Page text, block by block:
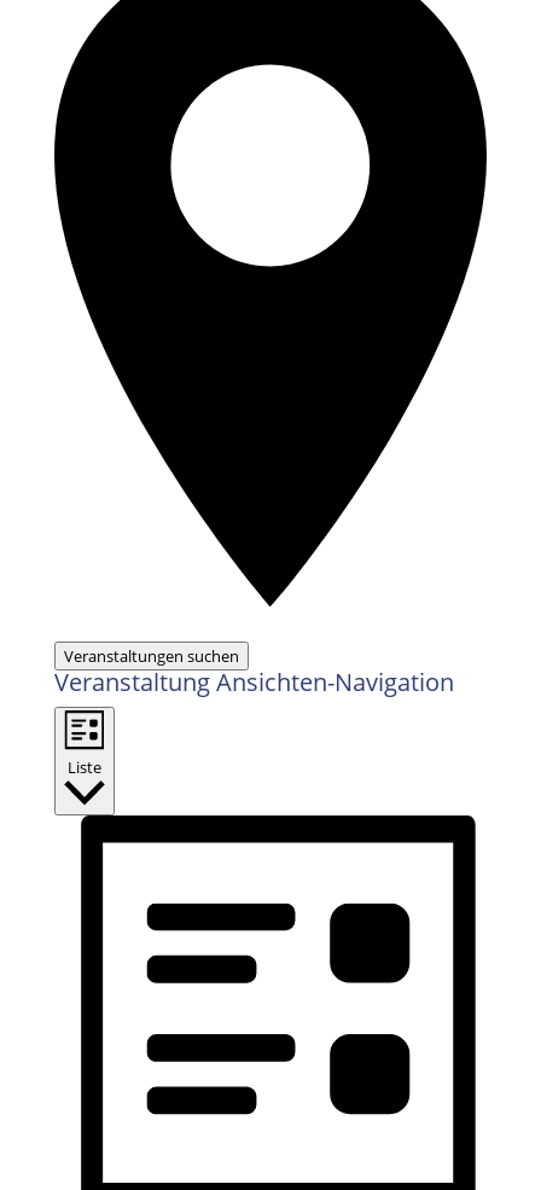
Veranstaltungen suchen
Veranstaltung Ansichten-Navigation
Liste